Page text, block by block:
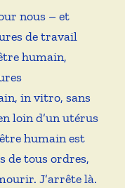
nous – et
de travail
humain,
in vitro, sans
loin d’un utérus
humain est
de tous ordres,
J’arrête là.